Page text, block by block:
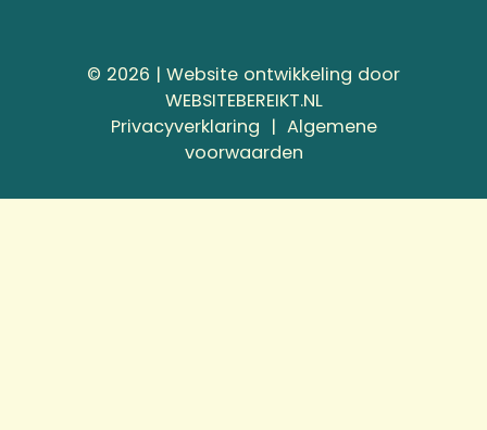
© 2026 | Website ontwikkeling door
WEBSITEBEREIKT.NL
Privacyverklaring
Privacyverklaring | Algemene
voorwaarden